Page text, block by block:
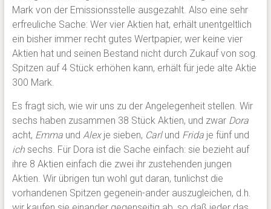
Mark von der Emissionsstelle ausgezahlt. Also eine sehr
erfreuliche Sache: Wer vier Aktien hat, erhält unentgeltlich
ein bisher immer recht gutes Wertpapier, wer keine vier
Aktien hat und seinen Bestand nicht durch Zukauf von sog.
Spitzen auf 4 Stück erhöhen kann, erhält für jede alte Aktie
300 Mark.
Es fragt sich, wie wir uns zu der Angelegenheit stellen. Wir
sechs haben zusammen 38 Stück Aktien, und zwar Dora
acht, Emmaund Alexje sieben, Carlund Fridaje fünf und
ichsechs. Für Dora ist die Sache einfach: sie bezieht auf
ihre 8 Aktien einfach die zwei ihr zustehenden jungen
Aktien. Wir übrigen tun wohl gut daran, tunlichst die
vorhandenen Spitzen gegenein-ander auszugleichen, d.h.